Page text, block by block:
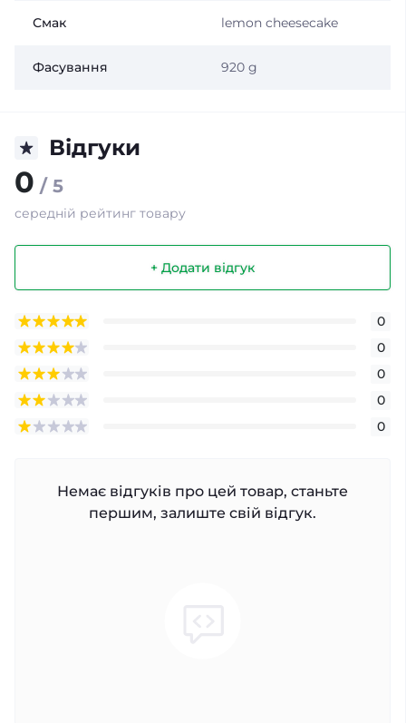
Смак lemon cheesecake
Фасування 920 g
Відгуки
0 / 5
середній рейтинг товару
+ Додати відгук
0
0
0
0
0
Немає відгуків про цей товар, станьте
першим, залиште свій відгук.